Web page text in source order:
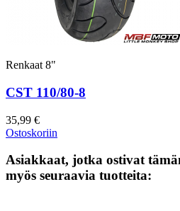
Renkaat 8"
CST 110/80-8
35,99 €
Ostoskoriin
Asiakkaat, jotka ostivat
myös seuraavia tuotteita: